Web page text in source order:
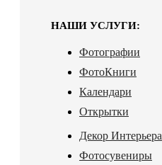
НАШИ УСЛУГИ:
Фотографии
ФотоКниги
Календари
Открытки
Декор Интерьера
Фотосувениры